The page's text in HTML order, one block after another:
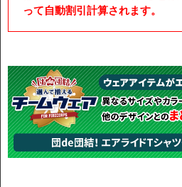
って自動割引計算されます。